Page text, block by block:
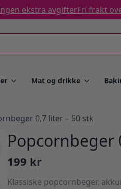
ekstra avgifterFri frakt
Mat og drikke
0,7 liter – 50 stk
Popcornbeger
199 kr
Klassiske popcornbeger,